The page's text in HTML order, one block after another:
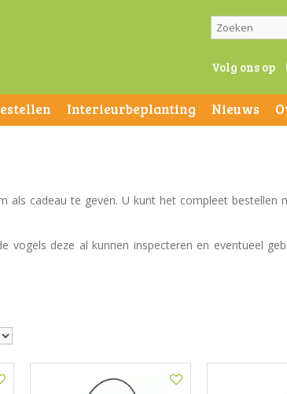
Volg ons op
Interieurbeplanting Nieuws
als cadeau te geven. U kunt het compleet bestellen
deze al kunnen inspecteren en eventueel